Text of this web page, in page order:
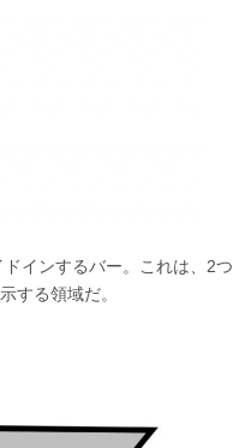
インするバー。これは、2つ
する領域だ。